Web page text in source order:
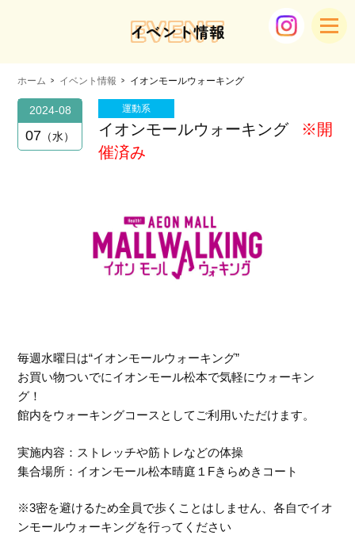
EVENT
イベント情報
ホーム イベント情報 イオンモールウォーキング
2024-08
07 水
運動系
イオンモールウォーキング
※開
催済み
毎週水曜日は“イオンモールウォーキング”
お買い物ついでにイオンモール松本で気軽にウォーキン
グ！
館内をウォーキングコースとしてご利用いただけます。
実施内容：ストレッチや筋トレなどの体操
集合場所：イオンモール松本晴庭１Fきらめきコート
※3密を避けるため全員で歩くことはしません、各自でイオ
ンモールウォーキングを行ってください